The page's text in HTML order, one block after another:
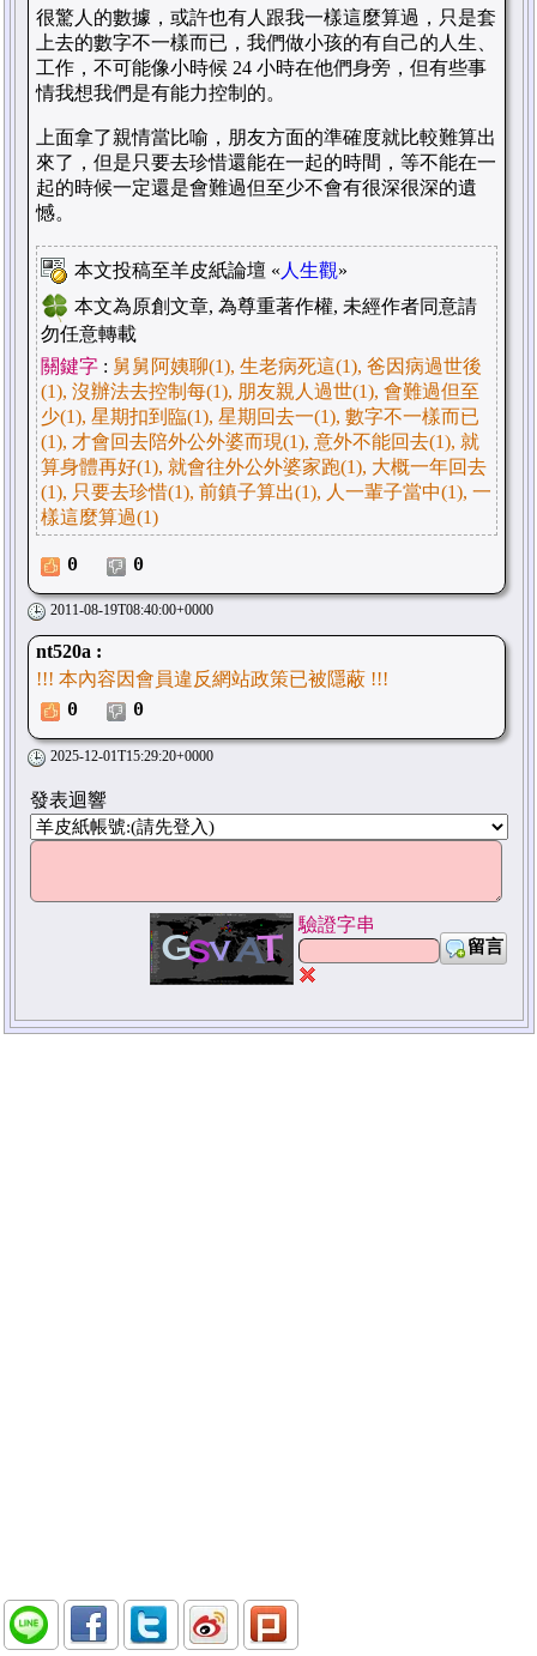
很驚人的數據，或許也有人跟我一樣這麼算過，只是套
上去的數字不一樣而已，我們做小孩的有自己的人生、
工作，不可能像小時候 24 小時在他們身旁，但有些事
情我想我們是有能力控制的。
上面拿了親情當比喻，朋友方面的準確度就比較難算出
來了，但是只要去珍惜還能在一起的時間，等不能在一
起的時候一定還是會難過但至少不會有很深很深的遺
憾。
本文投稿至羊皮紙論壇 « 人生觀»
本文為原創文章, 為尊重著作權, 未經作者同意請
勿任意轉載
關鍵字 : 舅舅阿姨聊(1), 生老病死這(1), 爸因病過世後
(1), 沒辦法去控制每(1), 朋友親人過世(1), 會難過但至
少(1), 星期扣到臨(1), 星期回去一(1), 數字不一樣而已
(1), 才會回去陪外公外婆而現(1), 意外不能回去(1), 就
算身體再好(1), 就會往外公外婆家跑(1), 大概一年回去
(1), 只要去珍惜(1), 前鎮子算出(1), 人一輩子當中(1), 一
樣這麼算過(1)
0 0
2011-08-19T08:40:00+0000
nt520a :
!!! 本內容因會員違反網站政策已被隱蔽 !!!
0
0
2025-12-01T15:29:20+0000
發表迴響
驗證字串
留言